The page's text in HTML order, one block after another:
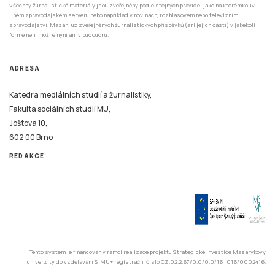
Všechny žurnalistické materiály jsou zveřejněny podle stejných pravidel jako na kterémkoliv
jiném zpravodajském serveru nebo například v novinách, rozhlasovém nebo televizním
zpravodajství. Mazání už zveřejněných žurnalistických příspěvků (ani jejich částí) v jakékoli
formě není možné nyní ani v budoucnu.
ADRESA
Katedra mediálních studií a žurnalistiky,
Fakulta sociálních studií MU,
Joštova 10,
602 00 Brno
REDAKCE
Tento systém je financován v rámci realizace projektu Strategické investice Masarykovy
univerzity do vzdělávání SIMU+ registrační číslo CZ.02.2.67/0.0/0.0/16_016/0002416.